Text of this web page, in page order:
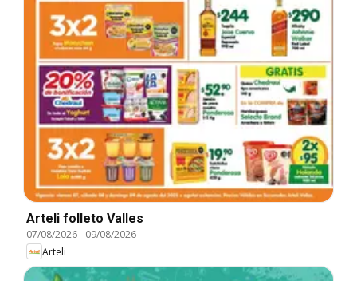
Arteli folleto Valles
07/08/2026- 09/08/2026
Arteli